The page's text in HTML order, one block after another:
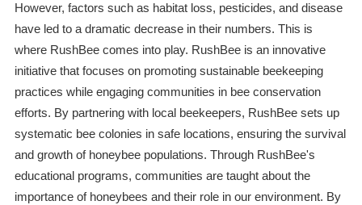
However, factors such as habitat loss, pesticides, and disease
have led to a dramatic decrease in their numbers. This is
where RushBee comes into play. RushBee is an innovative
initiative that focuses on promoting sustainable beekeeping
practices while engaging communities in bee conservation
efforts. By partnering with local beekeepers, RushBee sets up
systematic bee colonies in safe locations, ensuring the survival
and growth of honeybee populations. Through RushBee's
educational programs, communities are taught about the
importance of honeybees and their role in our environment. By